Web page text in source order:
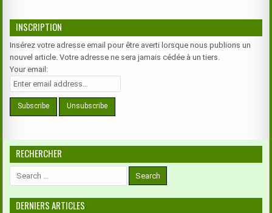
INSCRIPTION
Insérez votre adresse email pour être averti lorsque nous publions un
nouvel article. Votre adresse ne sera jamais cédée à un tiers.
Your email:
RECHERCHER
Search
for:
DERNIERS ARTICLES